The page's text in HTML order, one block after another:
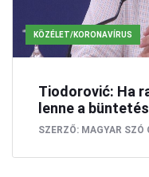
KÖZÉLET/KORONAVÍRUS
Tiodorović: Ha
lenne a büntetés
SZERZŐ: MAGYAR SZÓ